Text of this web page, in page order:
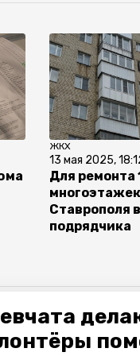
ЖКХ
13 мая 2025,
Для ремонта
многоэтажек
Ставрополя
подрядчика